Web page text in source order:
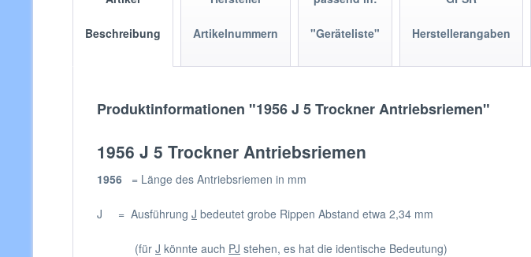
Beschreibung Artikelnummern "Geräteliste" Herstellerangaben
Produktinformationen "1956 J 5 Trockner Antriebsriemen"
1956 J 5 Trockner Antriebsriemen
1956 = Länge des Antriebsriemen in mm
J = Ausführung J bedeutet grobe Rippen Abstand etwa 2,34 mm
(für J könnte auch PJ stehen, es hat die identische Bedeutung)